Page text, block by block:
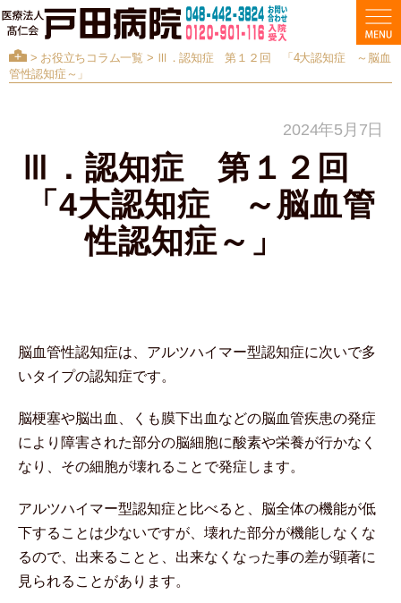
> お役立ちコラム一覧 > Ⅲ．認知症 第１２回 「4大認知症 ～脳血
管性認知症～」
2024年5月7日
Ⅲ．認知症 第１２回
「4大認知症 ～脳血管
性認知症～」
脳血管性認知症は、アルツハイマー型認知症に次いで多
いタイプの認知症です。
脳梗塞や脳出血、くも膜下出血などの脳血管疾患の発症
により障害された部分の脳細胞に酸素や栄養が行かなく
なり、その細胞が壊れることで発症します。
アルツハイマー型認知症と比べると、脳全体の機能が低
下することは少ないですが、壊れた部分が機能しなくな
るので、出来ることと、出来なくなった事の差が顕著に
見られることがあります。